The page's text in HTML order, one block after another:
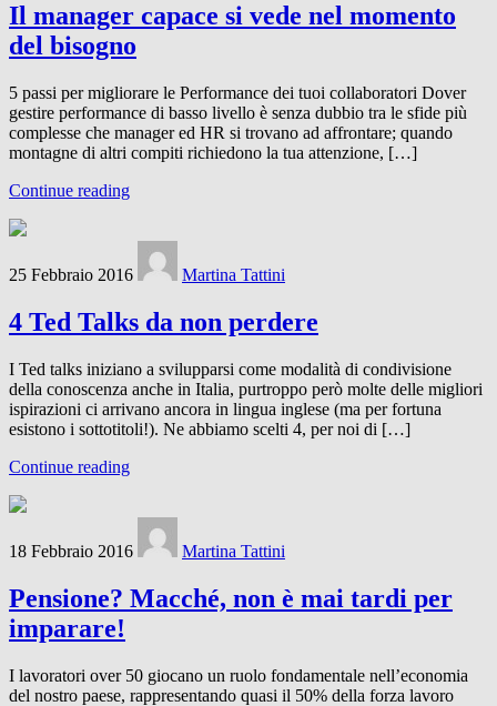
Il manager capace si vede nel momento
del bisogno
5 passi per migliorare le Performance dei tuoi collaboratori Dover
gestire performance di basso livello è senza dubbio tra le sfide più
complesse che manager ed HR si trovano ad affrontare; quando
montagne di altri compiti richiedono la tua attenzione, […]
Continue reading
25 Febbraio 2016 Martina Tattini
4 Ted Talks da non perdere
I Ted talks iniziano a svilupparsi come modalità di condivisione
della conoscenza anche in Italia, purtroppo però molte delle migliori
ispirazioni ci arrivano ancora in lingua inglese (ma per fortuna
esistono i sottotitoli!). Ne abbiamo scelti 4, per noi di […]
Continue reading
18 Febbraio 2016 Martina Tattini
Pensione? Macché, non è mai tardi per
imparare!
I lavoratori over 50 giocano un ruolo fondamentale nell’economia
del nostro paese, rappresentando quasi il 50% della forza lavoro